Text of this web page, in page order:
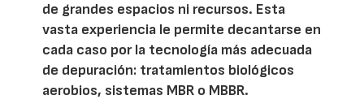
de grandes espacios ni recursos. Esta
vasta experiencia le permite decantarse en
cada caso por la tecnología más adecuada
de depuración: tratamientos biológicos
aerobios, sistemas MBR o MBBR.